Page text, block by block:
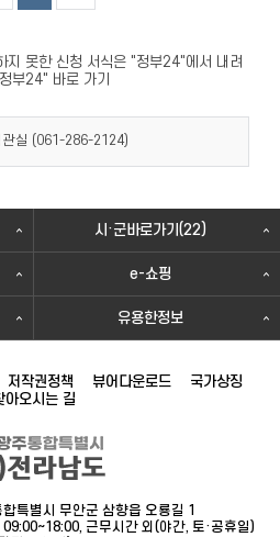
못한 신청 서식은 "정부24"에서 내려
부24" 바로 가기
실 (061-286-2124)
시·군바로가기(22)
e-쇼핑
유용한정보
저작권정책 뷰어다운로드
국가상징
아오시는 길
특별시 무안군 삼향읍 오룡길 1
근무시간 외(야간, 토·공휴일)